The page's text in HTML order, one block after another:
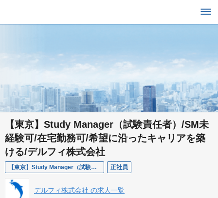
【東京】Study Manager（試験責任者）/SM未
経験可/在宅勤務可/希望に沿ったキャリアを築
ける/デルフィ株式会社
【東京】Study Manager（試験責任者）/SM未経験可 正社員
デルフィ株式会社 の求人一覧